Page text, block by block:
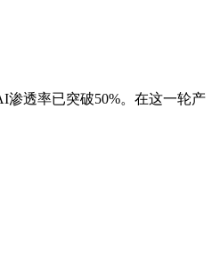
渗透率已突破50%。在这一轮产